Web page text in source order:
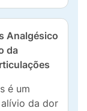
Analgésico
da
é um
da dor